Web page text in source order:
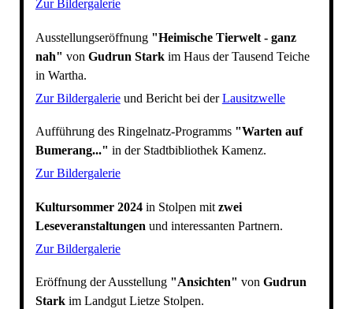
Zur Bildergalerie
Ausstellungseröffnung "Heimische Tierwelt - ganz
nah" von Gudrun Starkim Haus der Tausend Teiche
in Wartha.
Zur Bildergalerieund Bericht bei derLausitzwelle
Aufführung des Ringelnatz-Programms"Warten auf
Bumerang..." in der Stadtbibliothek Kamenz.
Zur Bildergalerie
Kultursommer 2024in Stolpen mit zwei
Leseveranstaltungen und interessanten Partnern.
Zur Bildergalerie
Eröffnung der Ausstellung "Ansichten" von Gudrun
Starkim Landgut Lietze Stolpen.